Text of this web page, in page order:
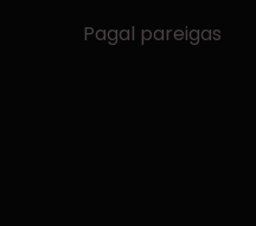
Pagal pareigas